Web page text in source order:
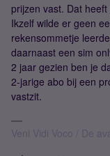
prijzen vast. Dat
Ikzelf wilde er geen
rekensommetje
daarnaast een sim
2 jaar gezien ben je
2-jarige abo bij een
vastzit.
Veni Vidi Voco / De